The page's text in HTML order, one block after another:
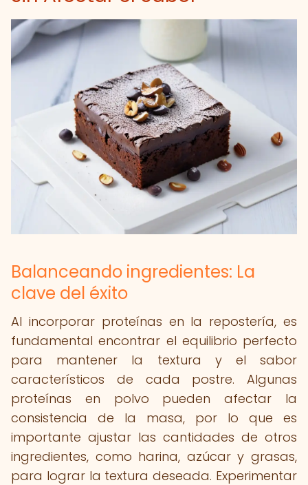
Balanceando ingredientes: La
clave del éxito
Al incorporar proteínas en la repostería, es
fundamental encontrar el equilibrio perfecto
para mantener la textura y el sabor
característicos de cada postre. Algunas
proteínas en polvo pueden afectar la
consistencia de la masa, por lo que es
importante ajustar las cantidades de otros
ingredientes, como harina, azúcar y grasas,
para lograr la textura deseada. Experimentar